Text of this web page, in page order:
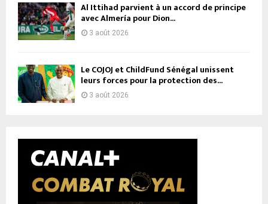
Al Ittihad parvient à un accord de principe
avec Almería pour Dion...
3 août 2026
Le COJOJ et ChildFund Sénégal unissent
leurs forces pour la protection des...
3 août 2026